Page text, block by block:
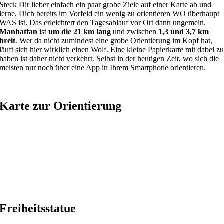
Steck Dir lieber einfach ein paar grobe Ziele auf einer Karte ab und
lerne, Dich bereits im Vorfeld ein wenig zu orientieren WO überhaupt
WAS ist. Das erleichtert den Tagesablauf vor Ort dann ungemein.
Manhattan istum die 21 km lang und zwischen 1,3 und 3,7 km
breit. Wer da nicht zumindest eine grobe Orientierung im Kopf hat,
läuft sich hier wirklich einen Wolf. Eine kleine Papierkarte mit dabei zu
haben ist daher nicht verkehrt. Selbst in der heutigen Zeit, wo sich die
meisten nur noch über eine App in Ihrem Smartphone orientieren.
Karte zur Orientierung
Freiheitsstatue